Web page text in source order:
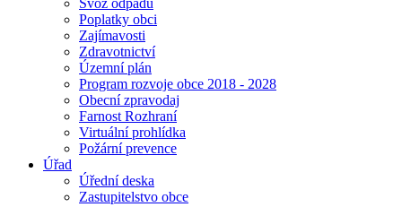
Svoz odpadů
Poplatky obci
Zajímavosti
Zdravotnictví
Územní plán
Program rozvoje obce 2018 - 2028
Obecní zpravodaj
Farnost Rozhraní
Virtuální prohlídka
Požární prevence
Úřad
Úřední deska
Zastupitelstvo obce